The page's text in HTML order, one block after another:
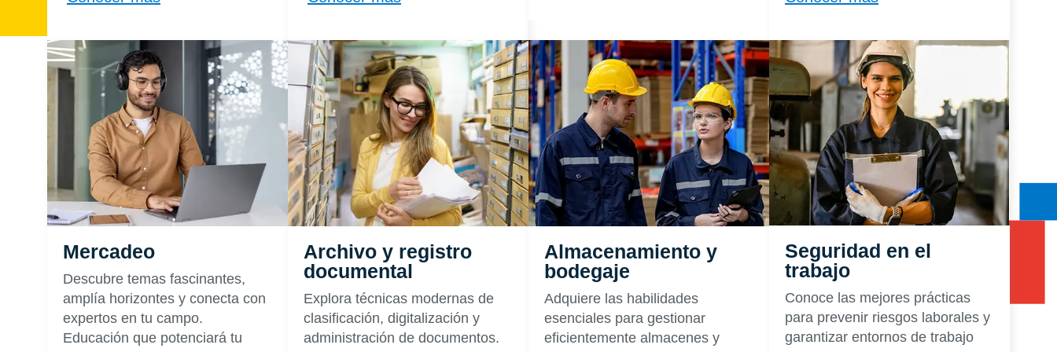
Mercadeo
Descubre temas fascinantes,
amplía horizontes y conecta con
expertos en tu campo.
Educación que potenciará tu
Archivo y registro
documental
Explora técnicas modernas de
clasificación, digitalización y
administración de documentos.
Almacenamiento y
bodegaje
Adquiere las habilidades
esenciales para gestionar
eficientemente almacenes y
Seguridad en el
trabajo
Conoce las mejores prácticas
para prevenir riesgos laborales y
garantizar entornos de trabajo